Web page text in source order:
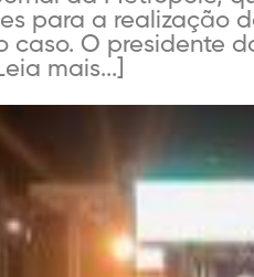
para a realização
caso. O presidente
mais...]